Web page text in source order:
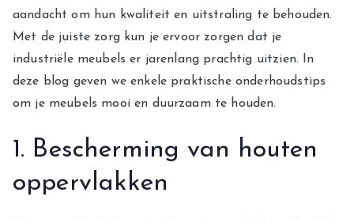
aandacht om hun kwaliteit en uitstraling te behouden.
Met de juiste zorg kun je ervoor zorgen dat je
industriële meubels er jarenlang prachtig uitzien. In
deze blog geven we enkele praktische onderhoudstips
om je meubels mooi en duurzaam te houden.
1. Bescherming van houten
oppervlakken